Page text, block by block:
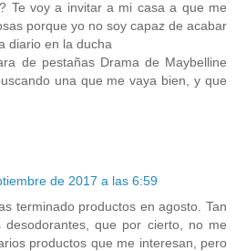
Te voy a invitar a mi casa a que me
porque yo no soy capaz de acabar
diario en la ducha
de pestañas Drama de Maybelline
una que me vaya bien, y que
de 2017 a las 6:59
terminado productos en agosto. Tan
que por cierto, no me
productos que me interesan, pero